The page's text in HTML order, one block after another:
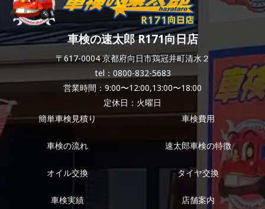
車検の速太郎 R171向日店
〒617-0004 京都府向日市鶏冠井町清水２
tel：0800-832-5683
営業時間：9:00〜12:00,13:00〜18:00
定休日：火曜日
簡単車検見積り
車検費用
車検の流れ 速太郎車検の特徴
オイル交換 タイヤ交換
車検実績 店舗案内